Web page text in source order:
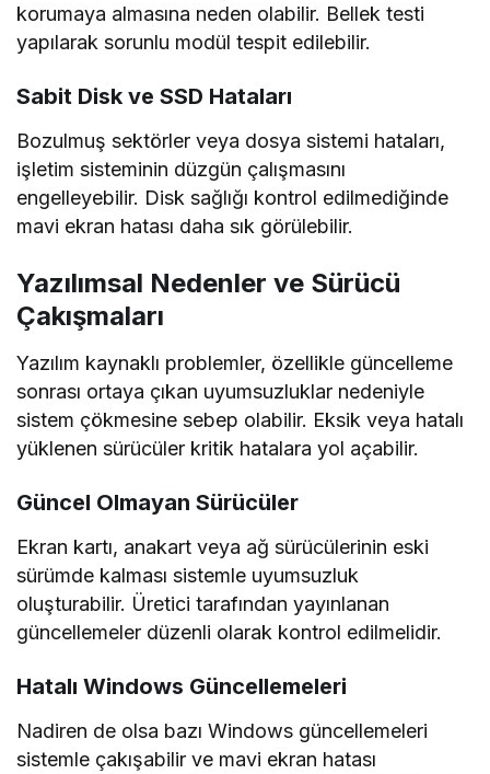
korumaya almasına neden olabilir. Bellek testi
yapılarak sorunlu modül tespit edilebilir.
Sabit Disk ve SSD Hataları
Bozulmuş sektörler veya dosya sistemi hataları,
işletim sisteminin düzgün çalışmasını
engelleyebilir. Disk sağlığı kontrol edilmediğinde
mavi ekran hatası daha sık görülebilir.
Yazılımsal Nedenler ve Sürücü
Çakışmaları
Yazılım kaynaklı problemler, özellikle güncelleme
sonrası ortaya çıkan uyumsuzluklar nedeniyle
sistem çökmesine sebep olabilir. Eksik veya hatalı
yüklenen sürücüler kritik hatalara yol açabilir.
Güncel Olmayan Sürücüler
Ekran kartı, anakart veya ağ sürücülerinin eski
sürümde kalması sistemle uyumsuzluk
oluşturabilir. Üretici tarafından yayınlanan
güncellemeler düzenli olarak kontrol edilmelidir.
Hatalı Windows Güncellemeleri
Nadiren de olsa bazı Windows güncellemeleri
sistemle çakışabilir ve mavi ekran hatası